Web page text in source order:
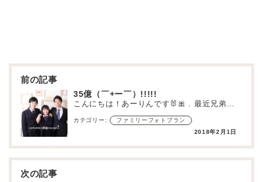
稿
35億（￣+ー￣）!!!!!
カテゴリー:
ファミリーフォトプラン
2018年2月1日